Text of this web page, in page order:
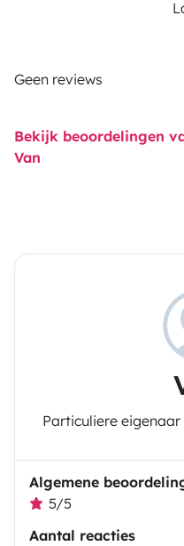
Geen reviews
Bekijk beoordelingen
Van
Particuliere
Algemene
5/5
Aantal reacties